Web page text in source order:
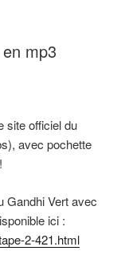
mp3
site officiel du
avec pochette
Gandhi Vert avec
ici :
2-421.html